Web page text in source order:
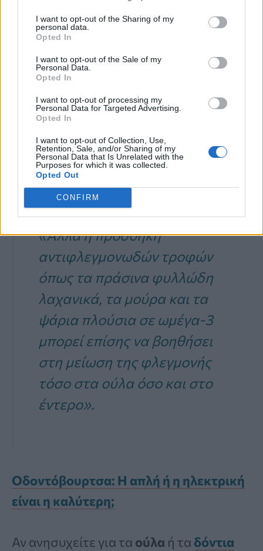
I want to opt-out of the Sharing of my
personal data.
Opted In
I want to opt-out of the Sale of my
Personal Data.
Opted In
I want to opt-out of processing my
Personal Data for Targeted Advertising.
Opted In
I want to opt-out of Collection, Use,
Retention, Sale, and/or Sharing of my
Personal Data that Is Unrelated with the
Purposes for which it was collected.
Opted Out
CONFIRM
Βελτίωση της υγείας των
ούλων
Αν και η τακτική
απαραίτητη,η εξέταση της
διατροφής
σας μπορεί να προσφέρει επιπλέον
οφέλη.«Το βούρτσισμα, το νήμα και οι
τακτικές επισκέψεις στον οδοντίατρο
είναι απαραίτητα»
«Αλλά η προσθήκη
αντιφλεγμονωδών τροφών
όπως τα πράσινα φυλλώδη
λαχανικά, τα μούρα και τα
ψάρια πλούσια σε ωμέγα-3
μπορεί επίσης να βοηθήσει
στη μείωση της φλεγμονής
τόσο στα ούλα όσο και στο
έντερο».
Οδοντόβουρτσα: Η απλή ή η ηλεκτρική
είναι η καλύτερη;
Αν ανησυχείτε για τα ούλα ή τα δόντια